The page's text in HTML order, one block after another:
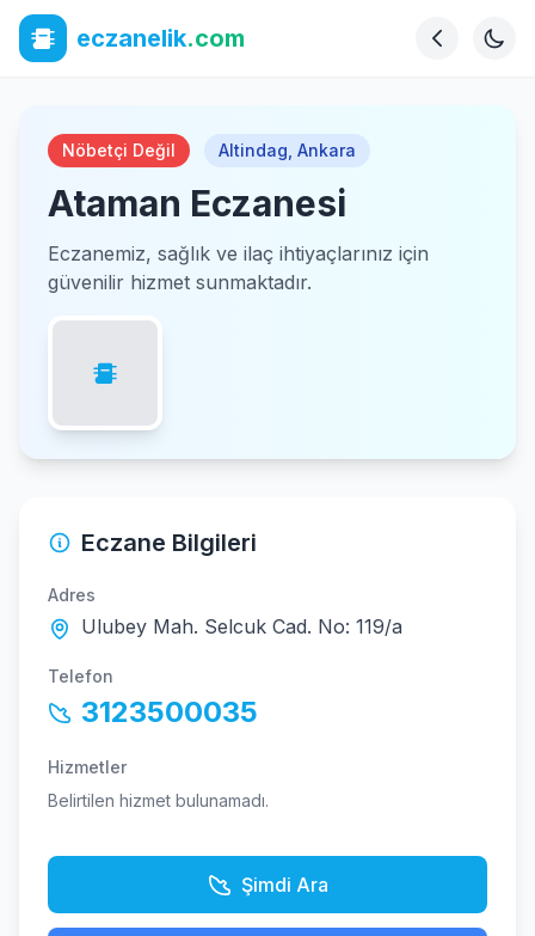
eczanelik.com
Nöbetçi Değil Altindag Ankara
Ataman Eczanesi
Eczanemiz, sağlık ve ilaç ihtiyaçlarınız için
güvenilir hizmet sunmaktadır.
Eczane Bilgileri
Adres
Ulubey Mah. Selcuk Cad. No: 119/a
Telefon
3123500035
Hizmetler
Belirtilen hizmet bulunamadı.
Şimdi Ara